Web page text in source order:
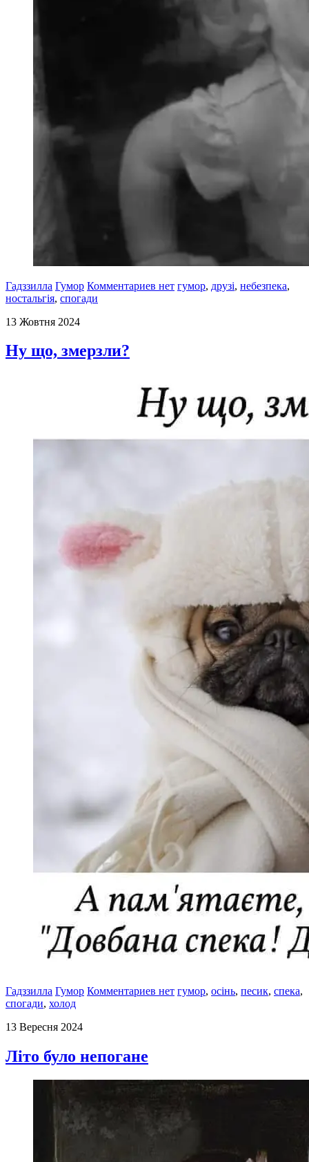
Гадззилла Гумор Комментариев нет гумор, друзі, небезпека,
ностальгія, спогади
13 Жовтня 2024
Ну що, змерзли?
Гадззилла Гумор Комментариев нет гумор, осінь, песик, спека,
спогади, холод
13 Вересня 2024
Літо було непогане